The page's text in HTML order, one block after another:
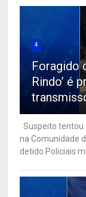
4
Foragido
Rindo’ é
Suspeito tentou
na Comunidade
detido Policiais